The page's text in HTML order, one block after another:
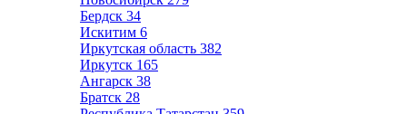
Бердск 34
Искитим 6
Иркутская область 382
Иркутск 165
Ангарск 38
Братск 28